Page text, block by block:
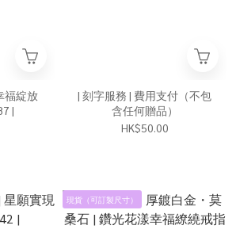
福綻放
|
| 刻字服務 | 費用支付（不包
含任何贈品）
HK$50.00
現貨（可訂製尺寸）